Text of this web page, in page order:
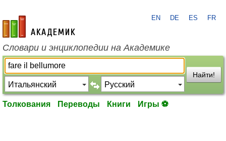
academic.ru
EN DE ES FR
Словари и энциклопедии на Академике
Найти!
Толкования Переводы Книги Игры ⚽